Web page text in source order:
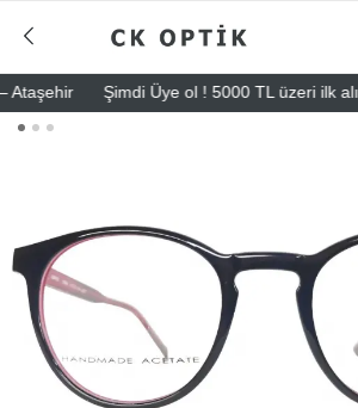
Şimdi Üye ol ! 5000 TL üzeri ilk